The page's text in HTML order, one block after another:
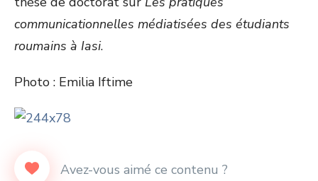
communicationnelles médiatisées des étudiants
roumains à Iasi.
Photo : Emilia Iftime